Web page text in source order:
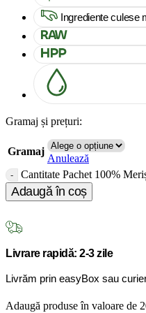
Ingrediente culese
Gramaj și prețuri:
Gramaj
Anulează
Cantitate Pachet 100%
Adaugă în coș
Livrare rapidă: 2-3 zile
Livrăm prin easyBox sau
Adaugă produse în valoare de